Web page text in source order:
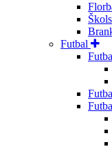
Futbal